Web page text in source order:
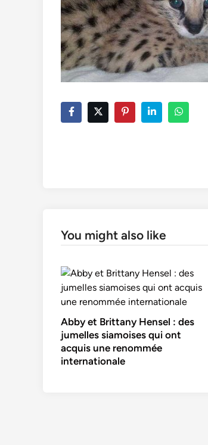
You might also like
Abby et Brittany Hensel : des
jumelles siamoises qui ont
acquis une renommée
internationale